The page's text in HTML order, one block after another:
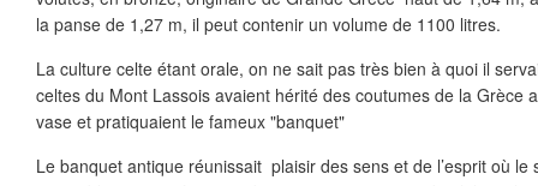
la panse de 1,27 m, il peut contenir un volume de 1100 litres.
La culture celte étant orale, on ne sait pas très bien à quoi il
celtes du Mont Lassois avaient hérité des coutumes de la Grèce
vase et pratiquaient le fameux "banquet"
Le banquet antique réunissait plaisir des sens et de l’esprit où le